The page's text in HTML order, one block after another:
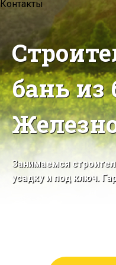
Контакты
бань из
Занимаемся
усадку и под ключ.